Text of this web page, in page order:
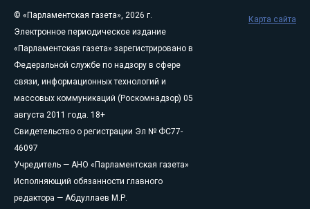
© «Парламентская газета», 2026 г.
Электронное периодическое издание
«Парламентская газета» зарегистрировано в
Федеральной службе по надзору в сфере
связи, информационных технологий и
массовых коммуникаций (Роскомнадзор) 05
августа 2011 года. 18+
Свидетельство о регистрации Эл № ФС77-
46097
Учредитель — АНО «Парламентская газета»
Исполняющий обязанности главного
редактора — Абдуллаев М.Р.
Карта сайта